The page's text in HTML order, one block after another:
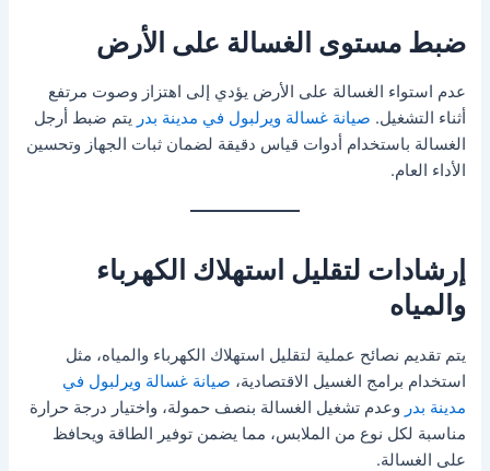
ضبط مستوى الغسالة على الأرض
عدم استواء الغسالة على الأرض يؤدي إلى اهتزاز وصوت مرتفع
أثناء التشغيل. صيانة غسالة ويرلبول في مدينة بدر يتم ضبط أرجل
الغسالة باستخدام أدوات قياس دقيقة لضمان ثبات الجهاز وتحسين
الأداء العام.
إرشادات لتقليل استهلاك الكهرباء
والمياه
يتم تقديم نصائح عملية لتقليل استهلاك الكهرباء والمياه، مثل
استخدام برامج الغسيل الاقتصادية، صيانة غسالة ويرلبول في
مدينة بدر وعدم تشغيل الغسالة بنصف حمولة، واختيار درجة حرارة
مناسبة لكل نوع من الملابس، مما يضمن توفير الطاقة ويحافظ
على الغسالة.